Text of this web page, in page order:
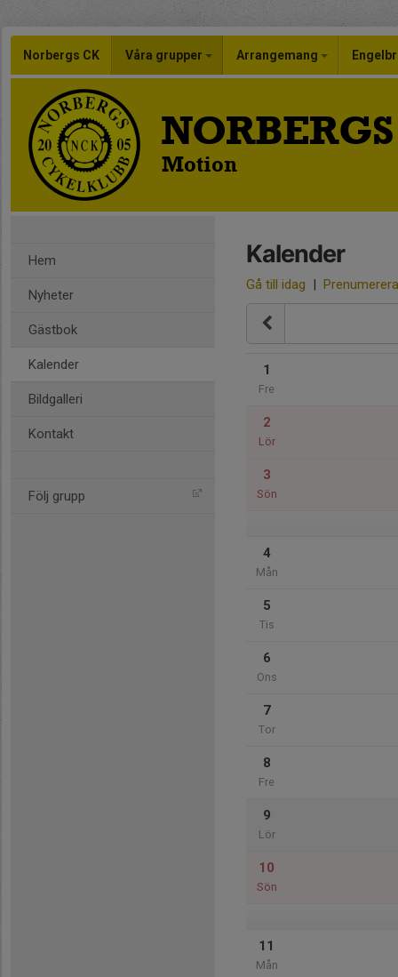
Norbergs CK Våra grupper Arrangemang
Motion
Hem
Nyheter
Gästbok
Kalender
Bildgalleri
Kontakt
Följ grupp
Kalender
Gå till idag | Prenumerera
1
Fre
2
Lör
3
Sön
4
Mån
5
Tis
6
Ons
7
Tor
8
Fre
9
Lör
10
Sön
11
Mån